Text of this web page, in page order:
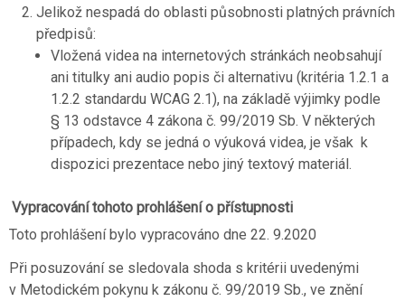
Jelikož nespadá do oblasti působnosti platných právních
předpisů:
Vložená videa na internetových stránkách neobsahují
ani titulky ani audio popis či alternativu (kritéria 1.2.1 a
1.2.2 standardu WCAG 2.1), na základě výjimky podle
§ 13 odstavce 4 zákona č. 99/2019 Sb. V některých
případech, kdy se jedná o výuková videa, je však k
dispozici prezentace nebo jiný textový materiál.
Vypracování tohoto prohlášení o přístupnosti
Toto prohlášení bylo vypracováno dne 22. 9.2020
Při posuzování se sledovala shoda s kritérii uvedenými
v Metodickém pokynu k zákonu č. 99/2019 Sb., ve znění